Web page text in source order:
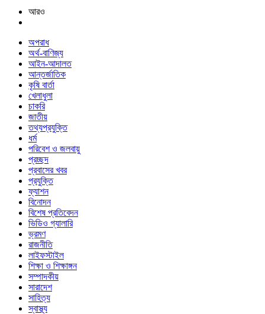
আরও
অপরাধ
অর্থ-বাণিজ্য
আইন-আদালত
আন্তর্জাতিক
কৃষি বার্তা
খেলাধুলা
চাকরি
জাতীয়
তথ্যপ্রযুক্তি
ধর্ম
পরিবেশ ও জলবায়ু
প্রচ্ছদ
প্রবাসের খবর
প্রযুক্তি
ফ্যাশন
বিনোদন
বিশেষ প্রতিবেদন
ভিডিও গ্যালারি
ভ্রমণ
রাজনীতি
লাইফস্টাইল
শিক্ষা ও শিক্ষাঙ্গন
সম্পাদকীয়
সারাদেশ
সাহিত্য
স্বাস্থ্য